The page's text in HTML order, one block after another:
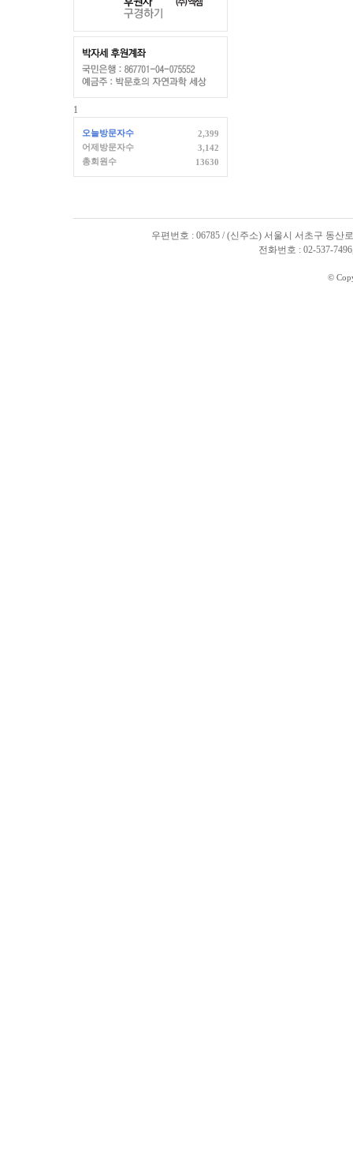
1
오늘방문자수
2,399
어제방문자수
3,142
총회원수
13630
우편번호 : 06785 / (신주소) 서울시 서초구 동산
전화번호 : 02-537-
©